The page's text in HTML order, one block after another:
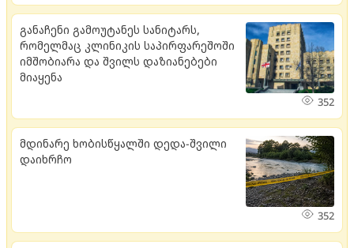
განაჩენი გამოუტანეს სანიტარს,
რომელმაც კლინიკის საპირფარეშოში
იმშობიარა და შვილს დაზიანებები
მიაყენა
352
მდი­ნა­რე ხო­ბის­წყალ­ში დედა-შვი­ლი
და­იხ­რჩო
352